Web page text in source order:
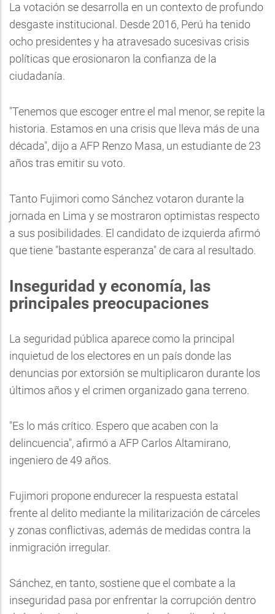
La votación se desarrolla en un contexto de profundo
desgaste institucional. Desde 2016, Perú ha tenido
ocho presidentes y ha atravesado sucesivas crisis
políticas que erosionaron la confianza de la
ciudadanía.
"Tenemos que escoger entre el mal menor, se repite la
historia. Estamos en una crisis que lleva más de una
década", dijo a AFP Renzo Masa, un estudiante de 23
años tras emitir su voto.
Tanto Fujimori como Sánchez votaron durante la
jornada en Lima y se mostraron optimistas respecto
a sus posibilidades. El candidato de izquierda afirmó
que tiene "bastante esperanza" de cara al resultado.
Inseguridad y economía, las
principales preocupaciones
La seguridad pública aparece como la principal
inquietud de los electores en un país donde las
denuncias por extorsión se multiplicaron durante los
últimos años y el crimen organizado gana terreno.
"Es lo más crítico. Espero que acaben con la
delincuencia", afirmó a AFP Carlos Altamirano,
ingeniero de 49 años.
Fujimori propone endurecer la respuesta estatal
frente al delito mediante la militarización de cárceles
y zonas conflictivas, además de medidas contra la
inmigración irregular.
Sánchez, en tanto, sostiene que el combate a la
inseguridad pasa por enfrentar la corrupción dentro